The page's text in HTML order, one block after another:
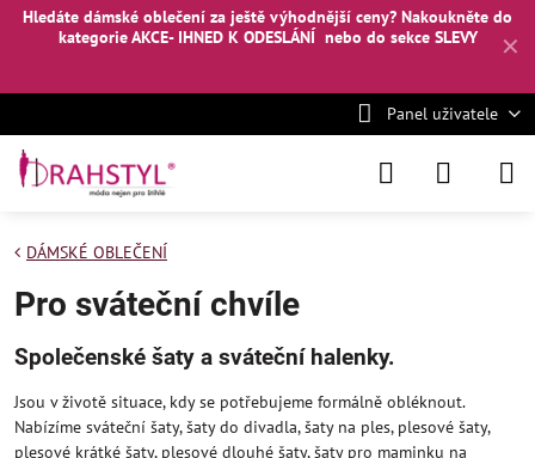
✕
Hledáte dámské oblečení za ještě výhodnější ceny? Nakoukněte do
kategorie AKCE- IHNED K ODESLÁNÍ nebo do sekce SLEVY
Panel uživatele
DÁMSKÉ OBLEČENÍ
Pro sváteční chvíle
Společenské šaty a sváteční halenky.
Jsou v životě situace, kdy se potřebujeme formálně obléknout.
Nabízíme sváteční šaty, šaty do divadla, šaty na ples, plesové šaty,
plesové krátké šaty, plesové dlouhé šaty, šaty pro maminku na